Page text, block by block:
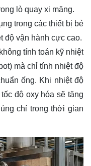
lò quay xi măng.
trong các thiết bị bẻ
độ vận hành cực cao.
tính toán kỹ nhiệt
mà chỉ tính nhiệt độ
ống. Khi nhiệt độ
độ oxy hóa sẽ tăng
chỉ trong thời gian